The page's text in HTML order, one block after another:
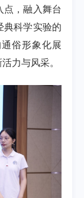
点，融入舞台
典科学实验的
俗形象化展
力与风采。